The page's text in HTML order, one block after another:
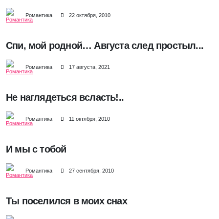
Романтика 22 октября, 2010
Спи, мой родной… Августа след простыл...
Романтика 17 августа, 2021
Не наглядеться всласть!..
Романтика 11 октября, 2010
И мы с тобой
Романтика 27 сентября, 2010
Ты поселился в моих снах